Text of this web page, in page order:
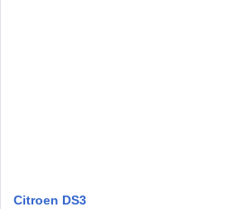
Citroen DS3